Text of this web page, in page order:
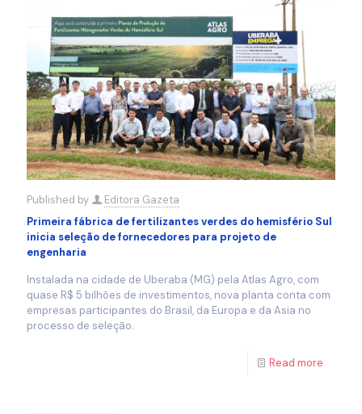
Published by
Editora Gazeta
Primeira fábrica de fertilizantes verdes do hemisfério Sul
inicia seleção de fornecedores para projeto de
engenharia
Instalada na cidade de Uberaba (MG) pela Atlas Agro, com
quase R$ 5 bilhões de investimentos, nova planta conta com
empresas participantes do Brasil, da Europa e da Asia no
processo de seleção.
Read more